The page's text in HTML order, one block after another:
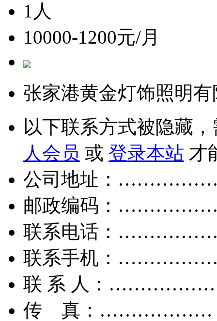
1人
10000-1200元/月
张家港黄金灯饰照明
以下联系方式被隐藏
人会员 或 登录本站 才
公司地址：
邮政编码：
联系电话：
联系手机：
联 系 人：
传 真：………………